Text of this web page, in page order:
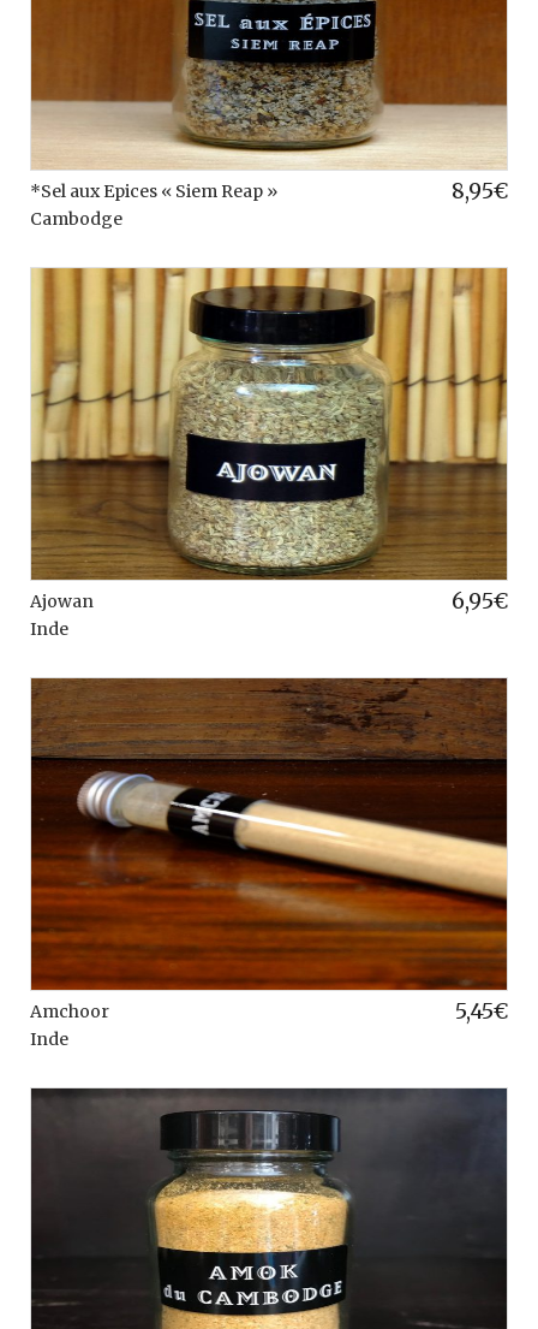
*Sel aux Epices « Siem Reap »
Cambodge
8,95€
Ajowan
Inde
6,95€
Amchoor
Inde
5,45€